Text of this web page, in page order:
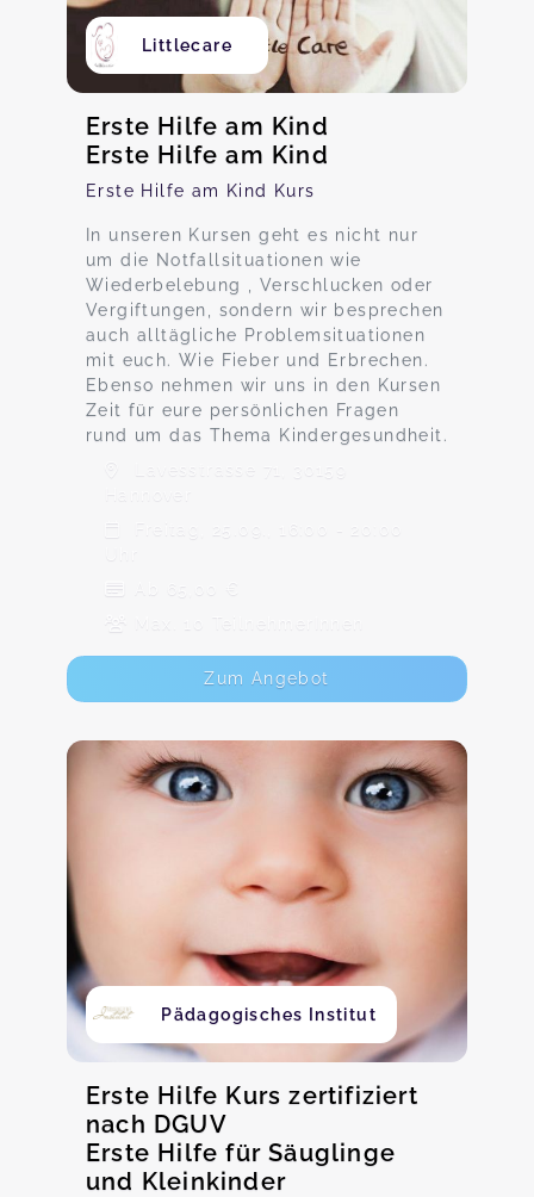
Littlecare
Erste Hilfe am Kind
Erste Hilfe am Kind
Erste Hilfe am Kind Kurs
In unseren Kursen geht es nicht nur
um die Notfallsituationen wie
Wiederbelebung , Verschlucken oder
Vergiftungen, sondern wir besprechen
auch alltägliche Problemsituationen
mit euch. Wie Fieber und Erbrechen.
Ebenso nehmen wir uns in den Kursen
Zeit für eure persönlichen Fragen
rund um das Thema Kindergesundheit.
Lavesstrasse 71, 30159
Hannover
Freitag, 25.09., 16:00 - 20:00
Ab 65,00 €
Max. 10 TeilnehmerInnen
Zum Angebot
Pädagogisches Institut
Erste Hilfe Kurs zertifiziert
nach DGUV
Erste Hilfe für Säuglinge
und Kleinkinder